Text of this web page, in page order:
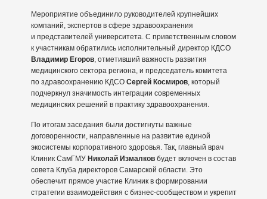
Мероприятие объединило руководителей крупнейших
компаний, экспертов в сфере здравоохранения
и представителей университета. С приветственным словом
к участникам обратились исполнительный директор КДСО
Владимир Егоров, отметивший важность развития
медицинского сектора региона, и председатель комитета
по здравоохранению КДСО Сергей Космиров, который
подчеркнул значимость интеграции современных
медицинских решений в практику здравоохранения.
По итогам заседания были достигнуты важные
договоренности, направленные на развитие единой
экосистемы корпоративного здоровья. Так, главный врач
Клиник СамГМУ Николай Измалковбудет включен в состав
совета Клуба директоров Самарской области. Это
обеспечит прямое участие Клиник в формировании
стратегии взаимодействия с бизнес-сообществом и укрепит